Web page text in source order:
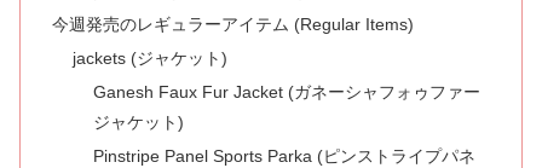
今週発売のレギュラーアイテム (Regular Items)
jackets (ジャケット)
Ganesh Faux Fur Jacket (ガネーシャフォゥファー
ジャケット)
Pinstripe Panel Sports Parka (ピンストライプパネ